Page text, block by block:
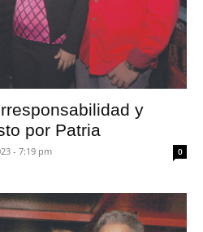
y
por Patria
- 7:19 pm 0